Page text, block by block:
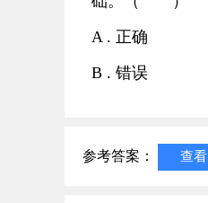
A . 正确
B . 错误
参考答案： 查看